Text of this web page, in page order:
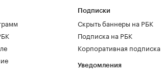
Подписки
Скрыть баннеры на РБК
Подписка на РБК
Корпоративная подписка
Уведомления